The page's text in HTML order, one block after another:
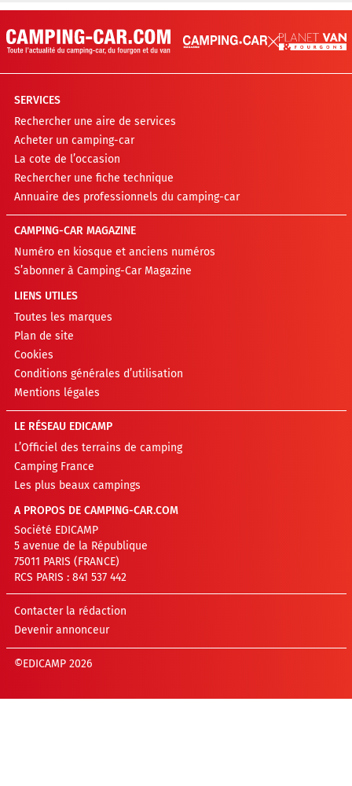
SERVICES
Rechercher une aire de services
Acheter un camping-car
La cote de l’occasion
Rechercher une fiche technique
Annuaire des professionnels du camping-car
CAMPING-CAR MAGAZINE
Numéro en kiosque et anciens numéros
S’abonner à Camping-Car Magazine
LIENS UTILES
Toutes les marques
Plan de site
Cookies
Conditions générales d’utilisation
Mentions légales
LE RÉSEAU EDICAMP
L’Officiel des terrains de camping
Camping France
Les plus beaux campings
A PROPOS DE CAMPING-CAR.COM
Société EDICAMP
5 avenue de la République
75011 PARIS (FRANCE)
RCS PARIS : 841 537 442
Contacter la rédaction
Devenir annonceur
©EDICAMP 2026